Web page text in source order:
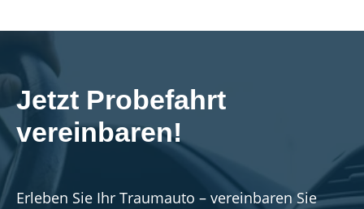
Jetzt Probefahrt
vereinbaren!
Erleben Sie Ihr Traumauto – vereinbaren Sie